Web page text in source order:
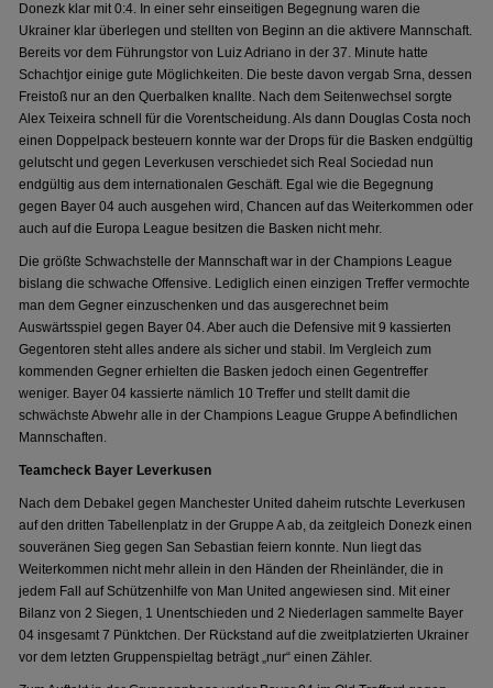
Donezk klar mit 0:4. In einer sehr einseitigen Begegnung waren die
Ukrainer klar überlegen und stellten von Beginn an die aktivere Mannschaft.
Bereits vor dem Führungstor von Luiz Adriano in der 37. Minute hatte
Schachtjor einige gute Möglichkeiten. Die beste davon vergab Srna, dessen
Freistoß nur an den Querbalken knallte. Nach dem Seitenwechsel sorgte
Alex Teixeira schnell für die Vorentscheidung. Als dann Douglas Costa noch
einen Doppelpack besteuern konnte war der Drops für die Basken endgültig
gelutscht und gegen Leverkusen verschiedet sich Real Sociedad nun
endgültig aus dem internationalen Geschäft. Egal wie die Begegnung
gegen Bayer 04 auch ausgehen wird, Chancen auf das Weiterkommen oder
auch auf die Europa League besitzen die Basken nicht mehr.
Die größte Schwachstelle der Mannschaft war in der Champions League
bislang die schwache Offensive. Lediglich einen einzigen Treffer vermochte
man dem Gegner einzuschenken und das ausgerechnet beim
Auswärtsspiel gegen Bayer 04. Aber auch die Defensive mit 9 kassierten
Gegentoren steht alles andere als sicher und stabil. Im Vergleich zum
kommenden Gegner erhielten die Basken jedoch einen Gegentreffer
weniger. Bayer 04 kassierte nämlich 10 Treffer und stellt damit die
schwächste Abwehr alle in der Champions League Gruppe A befindlichen
Mannschaften.
Teamcheck Bayer Leverkusen
Nach dem Debakel gegen Manchester United daheim rutschte Leverkusen
auf den dritten Tabellenplatz in der Gruppe A ab, da zeitgleich Donezk einen
souveränen Sieg gegen San Sebastian feiern konnte. Nun liegt das
Weiterkommen nicht mehr allein in den Händen der Rheinländer, die in
jedem Fall auf Schützenhilfe von Man United angewiesen sind. Mit einer
Bilanz von 2 Siegen, 1 Unentschieden und 2 Niederlagen sammelte Bayer
04 insgesamt 7 Pünktchen. Der Rückstand auf die zweitplatzierten Ukrainer
vor dem letzten Gruppenspieltag beträgt „nur“ einen Zähler.